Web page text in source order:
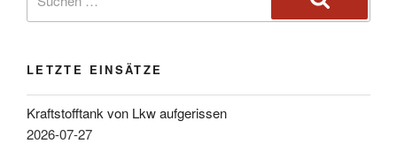
LETZTE EINSÄTZE
Kraftstofftank von Lkw aufgerissen
2026-07-27